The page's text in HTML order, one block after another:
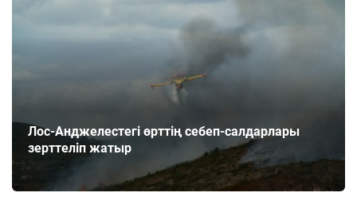
Лос-Анджелестегі өрттің себеп-салдарлары
зерттеліп жатыр